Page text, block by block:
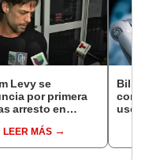
Levy se
por primera
arresto en
y el que terminó
esposado fui yo''
LEER MÁS
Bill
uso